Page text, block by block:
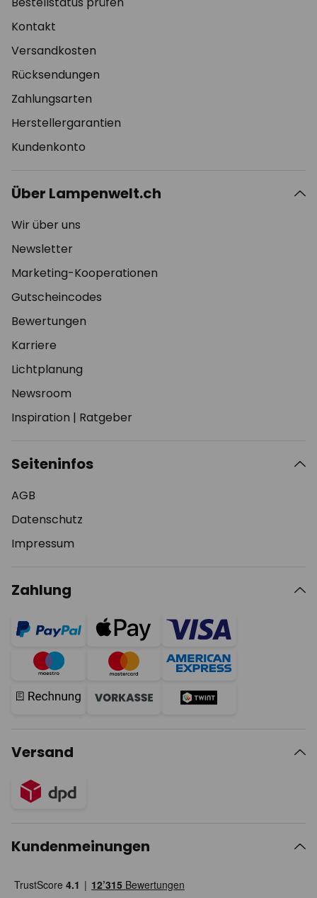
Kontakt
Versandkosten
Rücksendungen
Zahlungsarten
Herstellergarantien
Kundenkonto
Über Lampenwelt.ch
Wir über uns
Newsletter
Marketing-Kooperationen
Gutscheincodes
Bewertungen
Karriere
Lichtplanung
Newsroom
Inspiration | Ratgeber
Seiteninfos
AGB
Datenschutz
Impressum
Zahlung
Versand
Kundenmeinungen